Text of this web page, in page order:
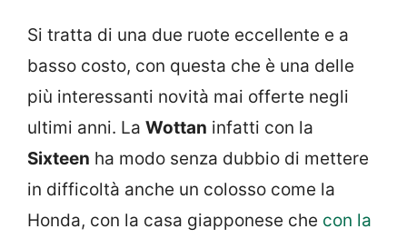
Si tratta di una due ruote eccellente e a
basso costo, con questa che è una delle
più interessanti novità mai offerte negli
ultimi anni. La Wottan infatti con la
Sixteen ha modo senza dubbio di mettere
in difficoltà anche un colosso come la
Honda, con la casa giapponese che con la